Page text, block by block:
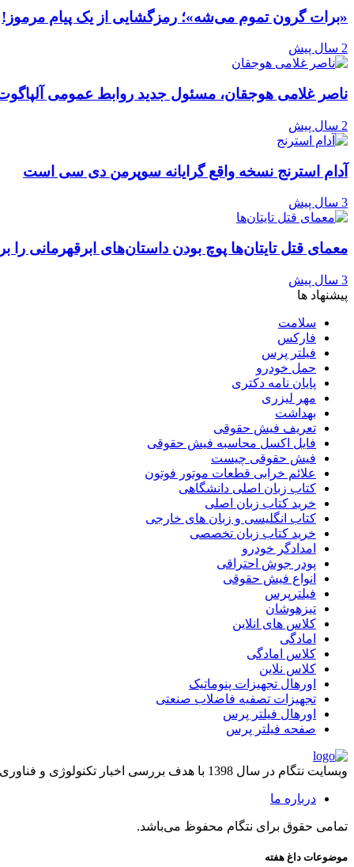
«برات گرون تموم می‌شه»؛ رمزگشایی از یک پیام مرموز!
2 سال پیش
ناصر غلامی هوجقان، مسئول جدید روابط عمومی
2 سال پیش
آدام استرنج نسخه واقع گرایانه سوپرمن دی سی است
3 سال پیش
معمای قتل تایتان‌ها پوچ بودن داستان‌های ابرقهرمانی را
3 سال پیش
پیشنهاد ها
سلامت
فارکس
فیلتر پرس
حمل خودرو
پایان نامه دکتری
مهر لیزری
بهداشت
تعریف فیش حقوقی
فایل اکسل محاسبه فیش حقوقی
فیش حقوقی چیست
علائم خرابی قطعات موتور فوتون
کتاب زبان اصلی دانشگاهی
خرید کتاب زبان اصلی
کتاب انگلیسی و زبان های خارجی
خرید کتاب زبان تخصصی
امدادگر خودرو
پودر جوش احتراقی
انواع فیش حقوقی
فیلترپرس
تیزهوشان
کلاس های انلاین
امادگی
کلاس امادگی
کلاس نلاین
اورهال تجهیزات پنوماتیک
تجهیزات تصفیه فاضلاب صنعتی
اورهال فیلتر پرس
صفحه فیلتر پرس
وبسایت نتگام در سال 1398 با هدف بررسی اخبار تکنولوژی و فناوری راه اندازی شد.
درباره ما
تمامی حقوق برای نتگام محفوظ می‌باشد.
موضوعات داغ هفته